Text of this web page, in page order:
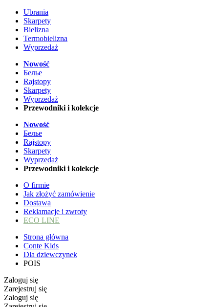
Ubrania
Skarpety
Bielizna
Termobielizna
Wyprzedaż
Nowość
Белье
Rajstopy
Skarpety
Wyprzedaż
Przewodniki i kolekcje
Nowość
Белье
Rajstopy
Skarpety
Wyprzedaż
Przewodniki i kolekcje
O firmie
Jak złożyć zamówienie
Dostawa
Reklamacje i zwroty
ECO LINE
Strona główna
Conte Kids
Dla dziewczynek
POIS
Zaloguj się
Zarejestruj się
Zaloguj się